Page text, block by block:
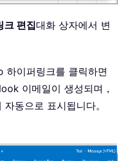
크 편집대화 상자에서 변
이퍼링크를 클릭하면
이메일이 생성되며，
동으로 표시됩니다。